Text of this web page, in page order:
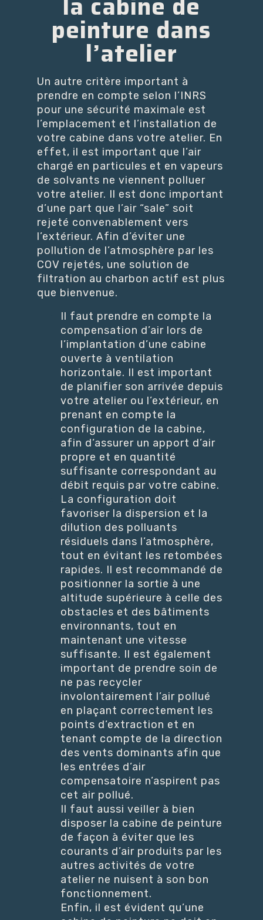
peinture dans
l’atelier
Un autre critère important à
prendre en compte selon l’INRS
pour une sécurité maximale est
l’emplacement et l’installation de
votre cabine dans votre atelier. En
effet, il est important que l’air
chargé en particules et en vapeurs
de solvants ne viennent polluer
votre atelier. Il est donc important
d’une part que l’air “sale” soit
rejeté convenablement vers
l’extérieur. Afin d’éviter une
pollution de l’atmosphère par les
COV rejetés, une solution de
filtration au charbon actif est plus
que bienvenue.
Il faut prendre en compte la
compensation d’air lors de
l’implantation d’une cabine
ouverte à ventilation
horizontale. Il est important
de planifier son arrivée depuis
votre atelier ou l’extérieur, en
prenant en compte la
configuration de la cabine,
afin d’assurer un apport d’air
propre et en quantité
suffisante correspondant au
débit requis par votre cabine.
La configuration doit
favoriser la dispersion et la
dilution des polluants
résiduels dans l’atmosphère,
tout en évitant les retombées
rapides. Il est recommandé de
positionner la sortie à une
altitude supérieure à celle des
obstacles et des bâtiments
environnants, tout en
maintenant une vitesse
suffisante. Il est également
important de prendre soin de
ne pas recycler
involontairement l’air pollué
en plaçant correctement les
points d’extraction et en
tenant compte de la direction
des vents dominants afin que
les entrées d’air
compensatoire n’aspirent pas
cet air pollué.
Il faut aussi veiller à bien
disposer la cabine de peinture
de façon à éviter que les
courants d’air produits par les
autres activités de votre
atelier ne nuisent à son bon
fonctionnement.
Enfin, il est évident qu’une